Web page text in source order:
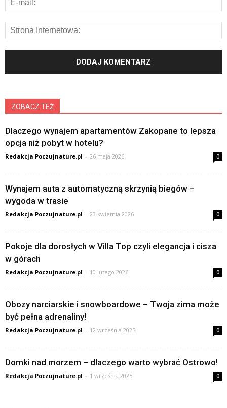
ZOBACZ TEŻ
Dlaczego wynajem apartamentów Zakopane to lepsza
opcja niż pobyt w hotelu?
Redakcja Poczujnature.pl - 26 maja 2026 0
Wynajem auta z automatyczną skrzynią biegów –
wygoda w trasie
Redakcja Poczujnature.pl - 23 kwietnia 2026 0
Pokoje dla dorosłych w Villa Top czyli elegancja i cisza
w górach
Redakcja Poczujnature.pl - 10 lutego 2026 0
Obozy narciarskie i snowboardowe – Twoja zima może
być pełna adrenaliny!
Redakcja Poczujnature.pl - 12 września 2025 0
Domki nad morzem – dlaczego warto wybrać Ostrowo!
Redakcja Poczujnature.pl - 1 września 2025 0